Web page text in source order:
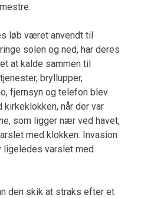
løb været anvendt til
solen og ned, har deres
at kalde sammen til
bryllupper,
fjernsyn og telefon blev
når der var
som ligger nær ved havet,
med klokken. Invasion
ligeledes varslet med
den skik at straks efter et